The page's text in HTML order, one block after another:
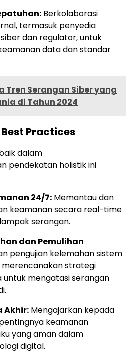
Berkolaborasi
termasuk penyedia
dan regulator, untuk
data dan standar
Tren Serangan Siber yang
di Tahun 2024
Practices
dalam
pendekatan holistik ini
24/7: Memantau dan
keamanan secara real-time
serangan.
dan Pemulihan
pengujian kelemahan sistem
strategi
untuk mengatasi serangan
Akhir: Mengajarkan kepada
keamanan
yang aman dalam
digital.